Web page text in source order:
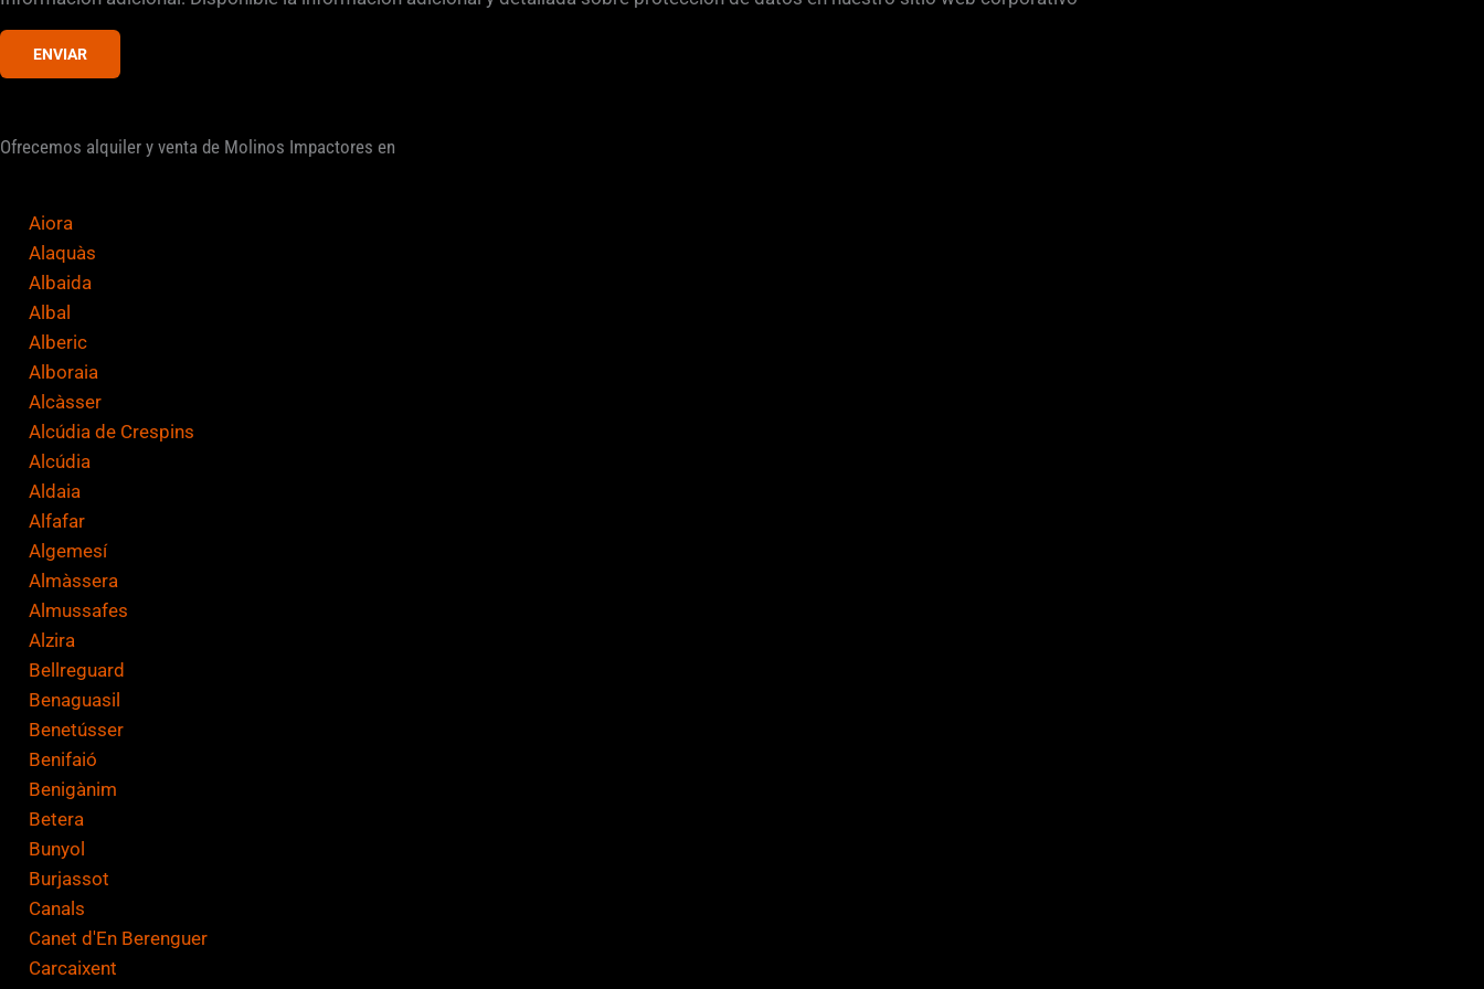
s
e
ENVIAR
Ofrecemos alquiler y venta de Molinos Impactores en
Aiora
Alaquàs
Albaida
Albal
Alberic
Alboraia
Alcàsser
Alcúdia de Crespins
Alcúdia
Aldaia
Alfafar
Algemesí
Almàssera
Almussafes
Alzira
Bellreguard
Benaguasil
Benetússer
Benifaió
Benigànim
Betera
Bunyol
Burjassot
Canals
Canet d'En Berenguer
Carcaixent